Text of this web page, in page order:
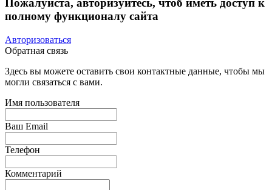
Пожалуйста, авторизуйтесь, чтоб иметь доступ к
полному функционалу сайта
Авторизоваться
Обратная связь
Здесь вы можете оставить свои контактные данные, чтобы мы
могли связаться с вами.
Имя пользователя
Ваш Email
Телефон
Комментарий